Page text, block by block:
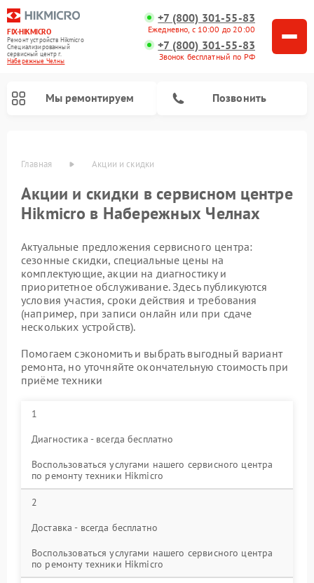
FIX-HIKMICRO
Ремонт устройств Hikmicro
Специализированный
cервисный центр г.
Набережные Челны
+7 (800) 301-55-83
Ежедневно, с 10:00 до 20:00
+7 (800) 301-55-83
Звонок бесплатный по РФ
Мы ремонтируем Позвонить
Главная Акции и скидки
Акции и скидки в сервисном центре
Hikmicro в Набережных Челнах
Актуальные предложения сервисного центра:
сезонные скидки, специальные цены на
комплектующие, акции на диагностику и
приоритетное обслуживание. Здесь публикуются
условия участия, сроки действия и требования
(например, при записи онлайн или при сдаче
нескольких устройств).
Помогаем сэкономить и выбрать выгодный вариант
ремонта, но уточняйте окончательную стоимость при
приёме техники
1
Диагностика - всегда бесплатно
Воспользоваться услугами нашего сервисного центра
по ремонту техники Hikmicro
2
Доставка - всегда бесплатно
Воспользоваться услугами нашего сервисного центра
по ремонту техники Hikmicro